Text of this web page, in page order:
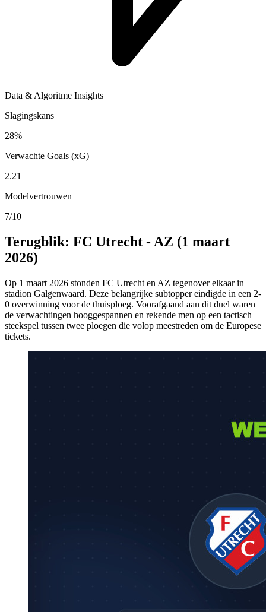
Data & Algoritme Insights
Slagingskans
28%
Verwachte Goals (xG)
2.21
Modelvertrouwen
7/10
Terugblik: FC Utrecht - AZ (1 maart
2026)
Op 1 maart 2026 stonden FC Utrecht en AZ tegenover elkaar in
stadion Galgenwaard. Deze belangrijke subtopper eindigde in een 2-
0 overwinning voor de thuisploeg. Voorafgaand aan dit duel waren
de verwachtingen hooggespannen en rekende men op een tactisch
steekspel tussen twee ploegen die volop meestreden om de Europese
tickets.